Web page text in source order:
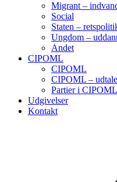
Migrant –
Social
Staten –
Ungdom –
Andet
CIPOML
CIPOML
CIPOML –
Partier i CIPOML
Udgivelser
Kontakt